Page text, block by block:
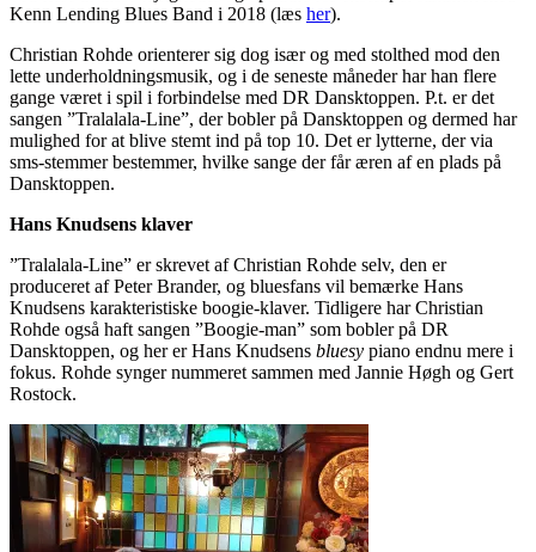
Kenn Lending Blues Band i 2018 (læs her).
Christian Rohde orienterer sig dog især og med stolthed mod den
lette underholdningsmusik, og i de seneste måneder har han flere
gange været i spil i forbindelse med DR Dansktoppen. P.t. er det
sangen ”Tralalala-Line”, der bobler på Dansktoppen og dermed har
mulighed for at blive stemt ind på top 10. Det er lytterne, der via
sms-stemmer bestemmer, hvilke sange der får æren af en plads på
Dansktoppen.
Hans Knudsens klaver
”Tralalala-Line” er skrevet af Christian Rohde selv, den er
produceret af Peter Brander, og bluesfans vil bemærke Hans
Knudsens karakteristiske boogie-klaver. Tidligere har Christian
Rohde også haft sangen ”Boogie-man” som bobler på DR
Dansktoppen, og her er Hans Knudsens bluesy piano endnu mere i
fokus. Rohde synger nummeret sammen med Jannie Høgh og Gert
Rostock.